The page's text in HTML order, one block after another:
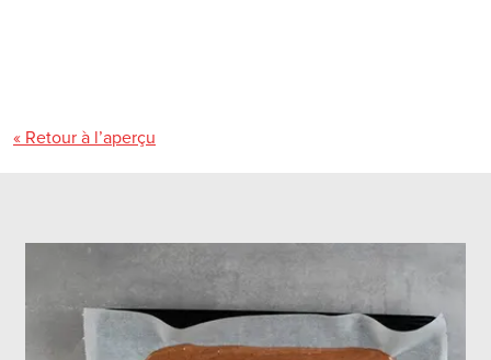
« Retour à l’aperçu
garnit généralement de crème et de fruits et on les coupe
Pour un résultat aussi beau et régulier que possible lors de la
découpe du gâteau roulé, voici quelques conseils pour le